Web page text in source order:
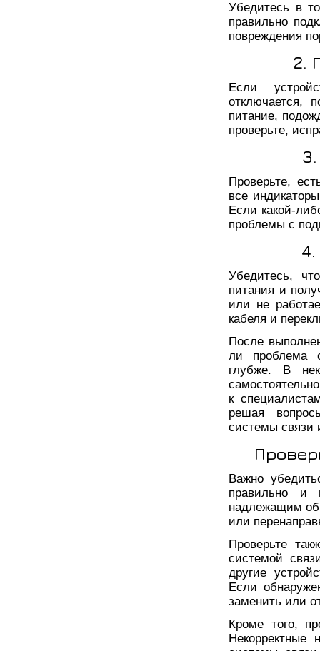
Убедитесь в
правильно
повреждения
2.
Если
отключается,
питание,
проверьте,
Проверьте,
все
Если какой-
проблемы с
Убедитесь,
питания и
или не
кабеля и
После
ли проблема
глубже. В
к
решая
системы связи
Важно
правильно и
надлежащим
или
Проверьте
системой
другие
Если
заменить или
Кроме того,
Некорректные